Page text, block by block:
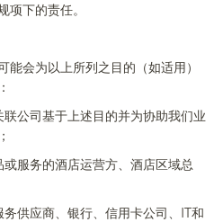
项下的责任。
会为以上所列之目的（如适用）
公司基于上述目的并为协助我们业
服务的酒店运营方、酒店区域总
供应商、银行、信用卡公司、 IT和